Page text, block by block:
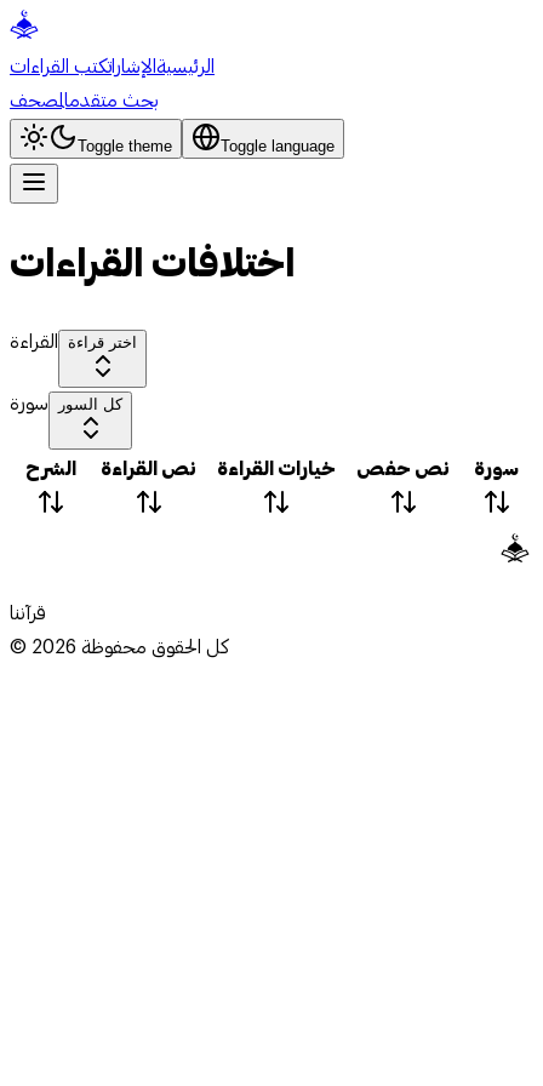
الرئيسيةالإشاراتكتب القراءات
بحث متقدمالمصحف
Toggle theme Toggle language
اختلافات القراءات
القراءة اختر قراءة
سورة كل السور
سورة نص حفص خيارات القراءة نص القراءة الشرح
قرآننا
© 2026كل الحقوق محفوظة